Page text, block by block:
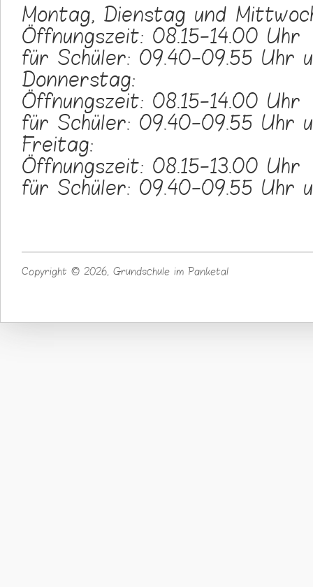
Montag, Dienstag und
Öffnungszeit: 08.15-14.00 Uhr
für Schüler: 09.40-09.55 Uhr
Donnerstag:
Öffnungszeit: 08.15-14.00 Uhr
für Schüler: 09.40-09.55 Uhr
Freitag:
Öffnungszeit: 08.15-13.00 Uhr
für Schüler: 09.40-09.55 Uhr
Copyright © 2026, Grundschule im Panketal